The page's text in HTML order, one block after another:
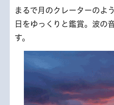
まるで月のクレーターのよ
日をゆっくりと鑑賞。波の
す。